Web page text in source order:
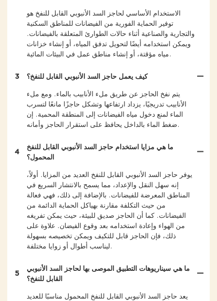
الاستخدام الأساسي لحاجز السد الأنبوبي القابل للنفخ هو
توفير الحماية الفورية من الفيضانات للمناطق السكنية
والتجارية والصناعية أثناء حالات الطوارئ المتعلقة بالفيضانات.
ويمكن استخدامه أيضًا لتحويل تدفق المياه، أو إنشاء خزانات
مياه مؤقتة، أو إنشاء مناطق عمل في البيئات المائية.
3 كيف يعمل حاجز السد الأنبوبي القابل للنفخ؟
يتم نفخ الحاجز عن طريق ملء الأنابيب بالماء. ومع ملء
الأنابيب تدريجيًا، يزداد ارتفاعها وتشكل حاجزًا مانعًا لتسرب
الماء لمنع دخول مياه الفيضانات إلى المنطقة المحمية. إن
ضغط الماء بالداخل يحافظ على استقرار الحاجز وأمانه.
4
ما هي مزايا استخدام حاجز السد الأنبوبي القابل للنفخ
المحمول؟
يوفر حاجز السد الأنبوبي القابل للنفخ العديد من المزايا. أولاً،
إنه سهل النقل والإعداد، مما يسمح بالانتشار السريع في
المناطق المعرضة للفيضانات. بالإضافة إلى ذلك، فهي فعالة
من حيث التكلفة مقارنة بهياكل الحماية الدائمة من
الفيضانات. كما أن الحاجز صديق للبيئة، حيث يمكن تفريغه
من الهواء وإعادة استخدامه بعد وقوع الفيضان. علاوة على
ذلك، فإن الحاجز قابل للتكيف ويمكن تخصيصه بسهولة
ليناسب أطوال أو زوايا مختلفة.
5
ما هي سيناريوهات التطبيق الموصى بها لحاجز السد الأنبوبي
القابل للنفخ؟
يعد حاجز السد الأنبوبي القابل للنفخ المحمول مناسبًا للعديد